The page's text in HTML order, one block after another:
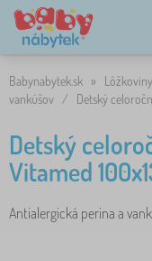
Babynabytek.sk » Lôžkoviny
vankúšov / Detský
Detský
Vitamed
Antialergická perina a